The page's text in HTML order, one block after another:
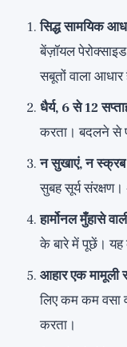
सिद्ध सामयिक
बेंज़ॉयल
सबूतों वाला आधार
धैर्य, 6 से 12
करता। बदलने से
न सुखाएं, न
सुबह सूर्य
हार्मोनल मुँहासे
के बारे में पूछें। यह
आहार एक मामूली
लिए कम कम वसा
करता।